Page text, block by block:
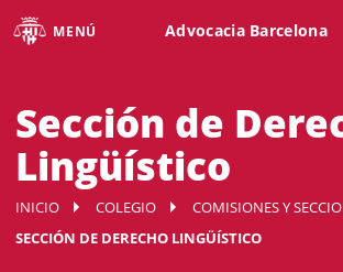
MENÚ Advocacia Barcelona
Sección de
Lingüístico
INICIO COLEGIO
COMISIONES Y
SECCIÓN DE DERECHO LINGÜÍSTICO